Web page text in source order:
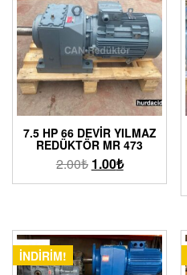
7.5 HP 66 DEVIR YILMAZ
REDÜKTÖR MR 473
2.00₺ 1.00₺
İNDIRIM!